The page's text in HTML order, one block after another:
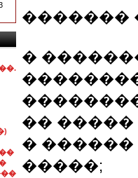
�������
�
�� �����
� ������
�����;